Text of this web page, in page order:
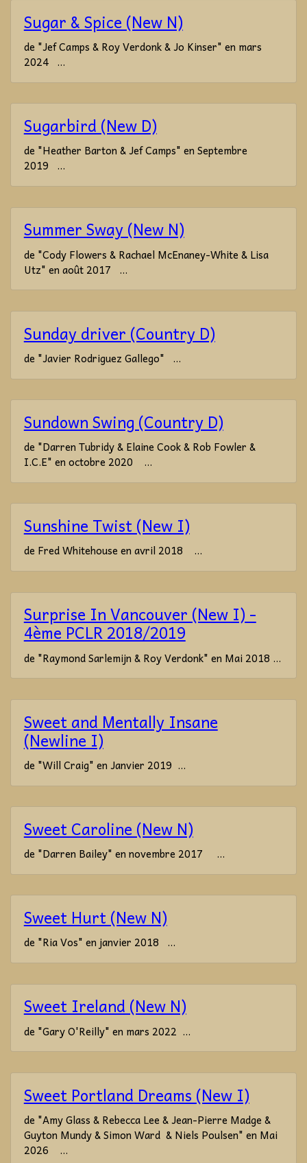
Sugar & Spice (New N)
de "Jef Camps & Roy Verdonk & Jo Kinser" en mars
2024 ...
Sugarbird (New D)
de "Heather Barton & Jef Camps" en Septembre
2019 ...
Summer Sway (New N)
de "Cody Flowers & Rachael McEnaney-White & Lisa
Utz" en août 2017 ...
Sunday driver (Country D)
de "Javier Rodriguez Gallego" ...
Sundown Swing (Country D)
de "Darren Tubridy & Elaine Cook & Rob Fowler &
I.C.E" en octobre 2020 ...
Sunshine Twist (New I)
de Fred Whitehouse en avril 2018 ...
Surprise In Vancouver (New I) -
4ème PCLR 2018/2019
de "Raymond Sarlemijn & Roy Verdonk" en Mai 2018 ...
Sweet and Mentally Insane
(Newline I)
de "Will Craig" en Janvier 2019 ...
Sweet Caroline (New N)
de "Darren Bailey" en novembre 2017 ...
Sweet Hurt (New N)
de "Ria Vos" en janvier 2018 ...
Sweet Ireland (New N)
de "Gary O'Reilly" en mars 2022 ...
Sweet Portland Dreams (New I)
de "Amy Glass & Rebecca Lee & Jean-Pierre Madge &
Guyton Mundy & Simon Ward & Niels Poulsen" en Mai
2026 ...